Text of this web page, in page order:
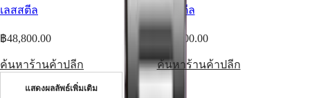
สเด
และ
บุคคล
สำคัญ
กีฬา
เลสสตีล
฿48,800.00
ค้นหาร้านค้าปลีก
เลสสตีล
฿48,800.00
ค้นหาร้านค้าปลีก
แสดงผลลัพธ์เพิ่มเติม